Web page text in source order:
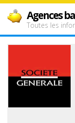
Agences
Toutes les